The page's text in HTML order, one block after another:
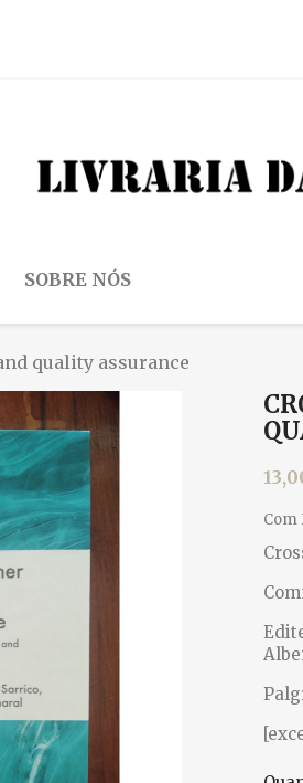
SOBRE NÓS
quality assurance
Com